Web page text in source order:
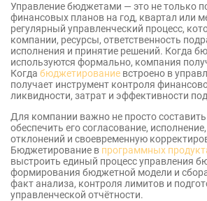
Управление бюджетами — это не только
финансовых планов на год, квартал или
регулярный управленческий процесс,
компании, ресурсы, ответственность
исполнения и принятие решений. Когда
используются формально, компания
Когда бюджетирование встроено в
получает инструмент контроля
ликвидности, затрат и эффективности
Для компании важно не просто
обеспечить его согласование,
отклонений и своевременную
Бюджетирование в программных
выстроить единый процесс управления
формирования бюджетной модели и
факт анализа, контроля лимитов и
управленческой отчётности.